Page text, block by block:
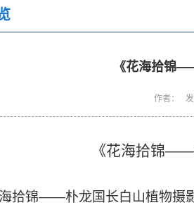
《花海拾锦
作者： 发
《花海拾锦
锦——朴龙国长白山植物摄影